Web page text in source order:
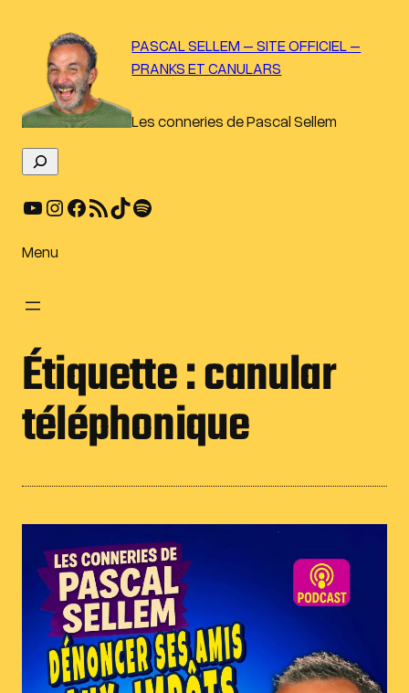
contenu
PASCAL SELLEM – SITE OFFICIEL –
PRANKS ET CANULARS
Les conneries de Pascal Sellem
e
c
e
YouTube Instagram Facebook Flux RSS TikTok Spotify
Menu
Étiquette :canular
téléphonique